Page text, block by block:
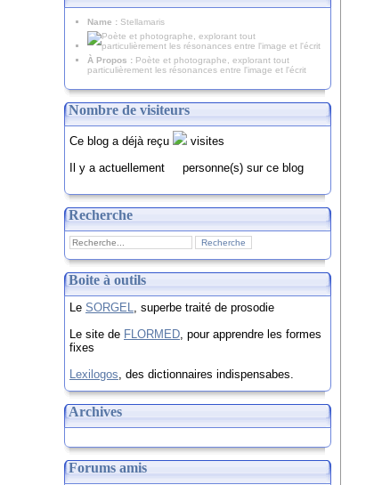
Name : Stellamaris
À Propos : Poète et photographe, explorant tout
particulièrement les résonances entre l'image et l'écrit
Nombre de visiteurs
Ce blog a déjà reçu
visites
Il y a actuellement
personne(s) sur ce blog
Recherche
Boite à outils
Le SORGEL, superbe traité de prosodie
Le site de FLORMED, pour apprendre les formes
fixes
Lexilogos, des dictionnaires indispensabes.
Archives
Forums amis